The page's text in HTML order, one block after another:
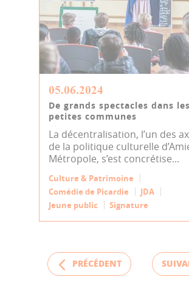
05.06.2024
De grands spectacles dans les
petites communes
La décentralisation, l’un des
de la politique culturelle
Métropole, s’est concrétise...
Culture & Patrimoine
Comédie de Picardie
JDA
Jeune public
Signature
PRÉCÉDENT